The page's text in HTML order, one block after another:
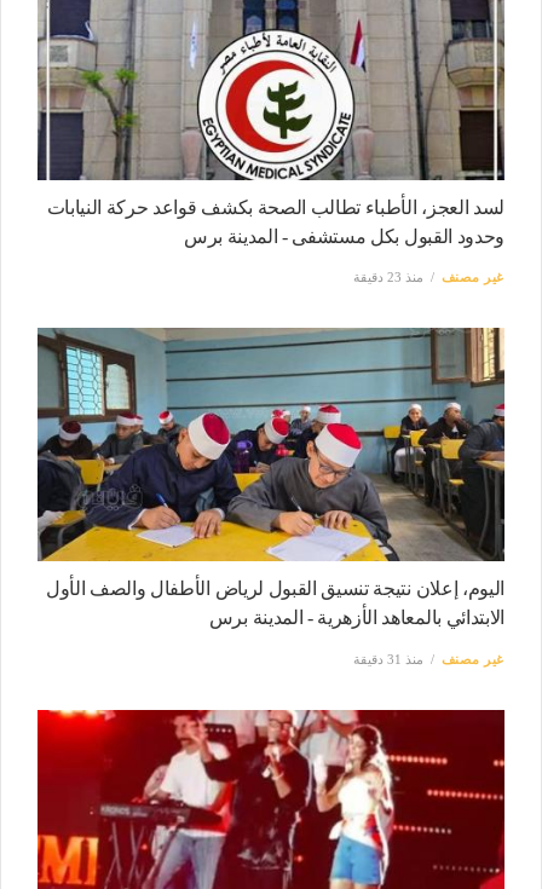
لسد العجز، الأطباء تطالب الصحة بكشف قواعد حركة النيابات
وحدود القبول بكل مستشفى - المدينة برس
غير مصنف منذ 23 دقيقة
اليوم، إعلان نتيجة تنسيق القبول لرياض الأطفال والصف الأول
الابتدائي بالمعاهد الأزهرية - المدينة برس
غير مصنف منذ 31 دقيقة